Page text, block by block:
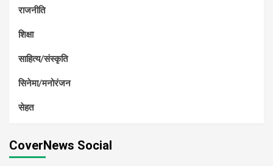
राजनीति
शिक्षा
साहित्य/संस्कृति
सिनेमा/मनोरंजन
सेहत
CoverNews Social